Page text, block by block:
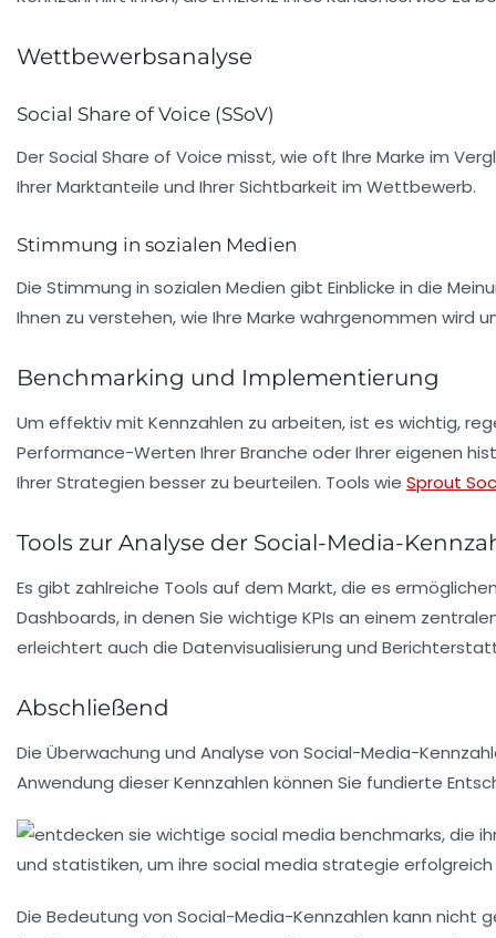
Wettbewerbsanalyse
Social Share of Voice (SSoV)
DerSocial Share of Voice misst, wie oft Ihre Marke im
Ihrer Marktanteile und Ihrer Sichtbarkeit im Wettbewerb.
Stimmung in sozialen Medien
Die Stimmung in sozialen Medien gibt Einblicke in die
Ihnen zu verstehen, wie Ihre Marke wahrgenommen wird
Benchmarking und Implementierung
Um effektiv mit Kennzahlen zu arbeiten, ist es wichtig,
Performance-Werten Ihrer Branche oder Ihrer eigenen
Ihrer Strategien besser zu beurteilen. Tools wie Sprout
Tools zur Analyse der Social-Media-
Es gibt zahlreiche Tools auf dem Markt, die es
Dashboards, in denen Sie wichtige KPIs an einem
erleichtert auch die Datenvisualisierung und
Abschließend
Die Überwachung und Analyse von Social-Media-
Anwendung dieser Kennzahlen können Sie fundierte
Die Bedeutung von Social-Media-Kennzahlen kann nicht